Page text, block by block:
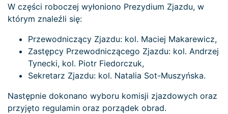
W części roboczej wyłoniono Prezydium Zjazdu, w
którym znaleźli się:
Przewodniczący Zjazdu: kol. Maciej Makarewicz,
Zastępcy Przewodniczącego Zjazdu: kol. Andrzej
Tynecki, kol. Piotr Fiedorczuk,
Sekretarz Zjazdu: kol. Natalia Sot-Muszyńska.
Następnie dokonano wyboru komisji zjazdowych oraz
przyjęto regulamin oraz porządek obrad.